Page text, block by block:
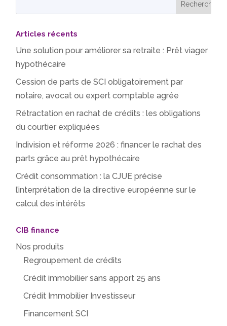
Articles récents
Une solution pour améliorer sa retraite : Prêt viager
hypothécaire
Cession de parts de SCI obligatoirement par
notaire, avocat ou expert comptable agrée
Rétractation en rachat de crédits : les obligations
du courtier expliquées
Indivision et réforme 2026 : financer le rachat des
parts grâce au prêt hypothécaire
Crédit consommation : la CJUE précise
l’interprétation de la directive européenne sur le
calcul des intérêts
CIB finance
Nos produits
Regroupement de crédits
Crédit immobilier sans apport 25 ans
Crédit Immobilier Investisseur
Financement SCI